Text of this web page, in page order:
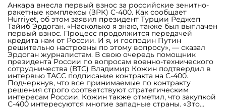
Анкара внесла первый взнос за российские зенитно-
ракетные комплексы (ЗРК) C-400. Как сообщает
Hürriyet, об этом заявил президент Турции Реджеп
Тайиб Эрдоган. «Насколько я знаю, также был выплачен
первый взнос. Процесс продолжится передачей
кредита нам от России. И я, и господин Путин
решительно настроены по этому вопросу», — сказал
Эрдоган журналистам. В свою очередь помощник
президента России по вопросам военно-технического
сотрудничества (ВТС) Владимир Кожин подтвердил в
интервью ТАСС подписание контракта на С-400.
Подчеркнув, что все принимаемые по контракту
решения строго соответствуют стратегическим
интересам России. Кожин также отметил, что закупкой
С-400 интересуются многие западные страны. «Это